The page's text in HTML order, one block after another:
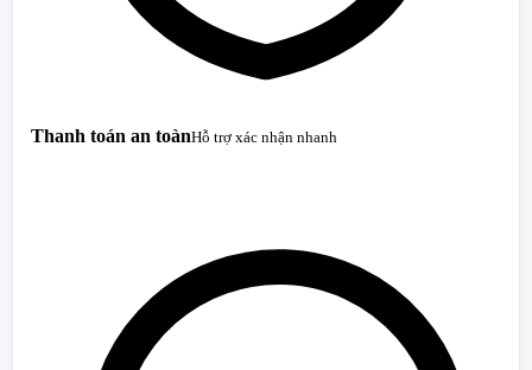
Thanh toán an toànHỗ trợ xác nhận nhanh